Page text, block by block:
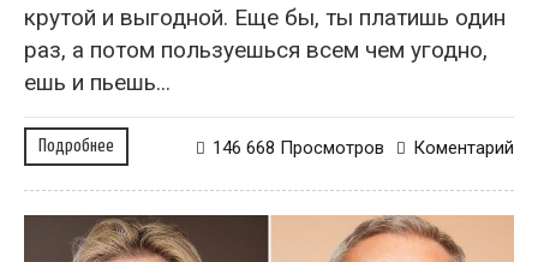
крутой и выгодной. Еще бы, ты платишь один
раз, а потом пользуешься всем чем угодно,
ешь и пьешь...
Подробнее Коментарий
146 668 Просмотров